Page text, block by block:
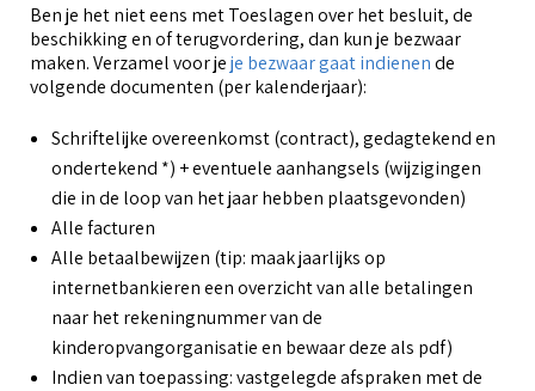
Ben je het niet eens met Toeslagen over het besluit, de
beschikking en of terugvordering, dan kun je bezwaar
maken. Verzamel voor jeje bezwaar gaat indienende
volgende documenten (per kalenderjaar):
Schriftelijke overeenkomst (contract), gedagtekend en
ondertekend *) + eventuele aanhangsels (wijzigingen
die in de loop van het jaar hebben plaatsgevonden)
Alle facturen
Alle betaalbewijzen (tip: maak jaarlijks op
internetbankieren een overzicht van alle betalingen
naar het rekeningnummer van de
kinderopvangorganisatie en bewaar deze als pdf)
Indien van toepassing: vastgelegde afspraken met de